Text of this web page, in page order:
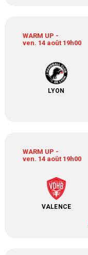
WARM UP -
ven. 14 août 19h00
LYON
WARM UP -
ven. 14 août 19h00
VALENCE